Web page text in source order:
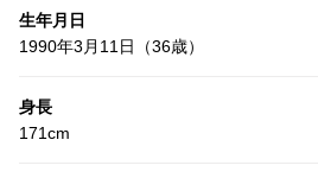
生年月日
1990年3月11日（36歳）
身長
171cm